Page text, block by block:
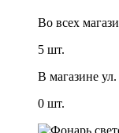
Во всех
5 шт.
В магазине
0 шт.